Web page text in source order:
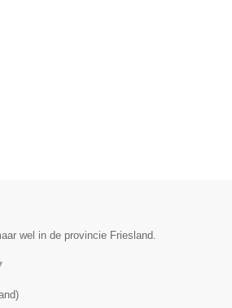
wel in de provincie Friesland.
)